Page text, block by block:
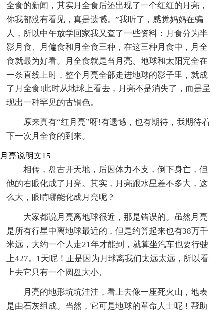
全食的新闻，其实月全食后还出现了一个红红的月亮，
你我都没有看见，真是遗憾。”我听了，感觉妈妈在骗
人，所以中午放学回家我又查了一些资料：月食分为半
影月食、月偏食和月全食三种，在这三种月食中，月全
食就最为好看。月全食就是当月亮、地球和太阳完全在
一条直线上时，整个月亮全部走进地球的影子里，就成
了月全食!此时从地球上看去，月亮不是消失了，而是呈
现出一种罕见的古铜色。
原来真有“红月亮”呀!有遗憾，也有期待，我期待着
下一次月全食的到来。
月亮说明文15
相传，盘古开天地，后因体力不支，倒下身亡，但
他的右眼化成了月亮。其实，月亮跟水星差不多大，这
么大，眼睛哪能化成月亮呢？
大家都说月亮离地球很近，那是错误的。虽然月亮
是所有行星中离地球最近的，但是约算起来也有38万千
米远，大约一个人走21年才能到，就算坐汽车也要行驶
上427。1天呢！正是因为月球离我们太远太远，所以看
上去它只有一个圆盘大小。
月亮的地形坑坑洼洼，看上去像一座死火山，地表
是由石灰组成。当然，它可是地球的革命人士呢！帮助